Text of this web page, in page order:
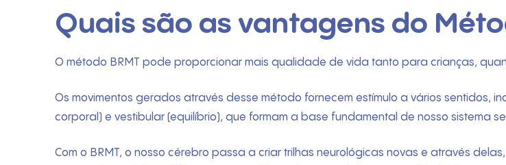
Quais são as vantagens do
O método BRMT pode proporcionar mais qualidade de vida tanto para crianças,
Os movimentos gerados através desse método fornecem estímulo a vários
corporal) e vestibular (equilíbrio), que formam a base fundamental de nosso sistema
Com o BRMT, o nosso cérebro passa a criar trilhas neurológicas novas e através